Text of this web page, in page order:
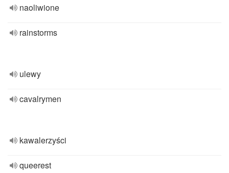
naoliwione
rainstorms
ulewy
cavalrymen
kawalerzyści
queerest